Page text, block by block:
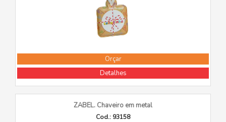
Orçar
Detalhes
ZABEL. Chaveiro em metal
Cod.: 93158